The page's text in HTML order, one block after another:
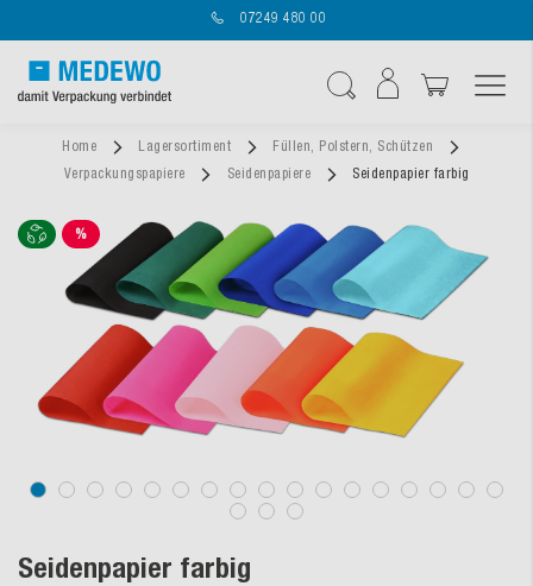
07249 480 00
Home Lagersortiment
Füllen, Polstern, Schützen
Verpackungspapiere
Seidenpapiere Seidenpapier farbig
%
SALE
Seidenpapier farbig